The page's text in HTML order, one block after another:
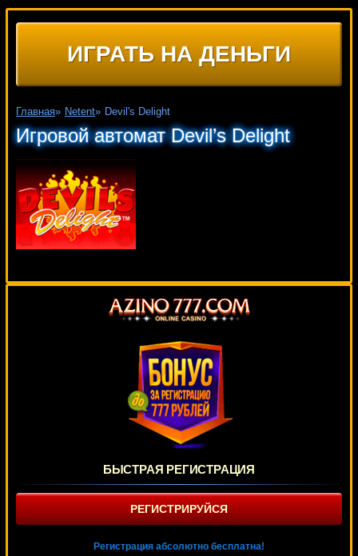
ИГРАТЬ НА ДЕНЬГИ
Главная» Netent» Devil's Delight
Игровой автомат Devil’s Delight
БЫСТРАЯ РЕГИСТРАЦИЯ
РЕГИСТРИРУЙСЯ
Регистрация абсолютно бесплатна!